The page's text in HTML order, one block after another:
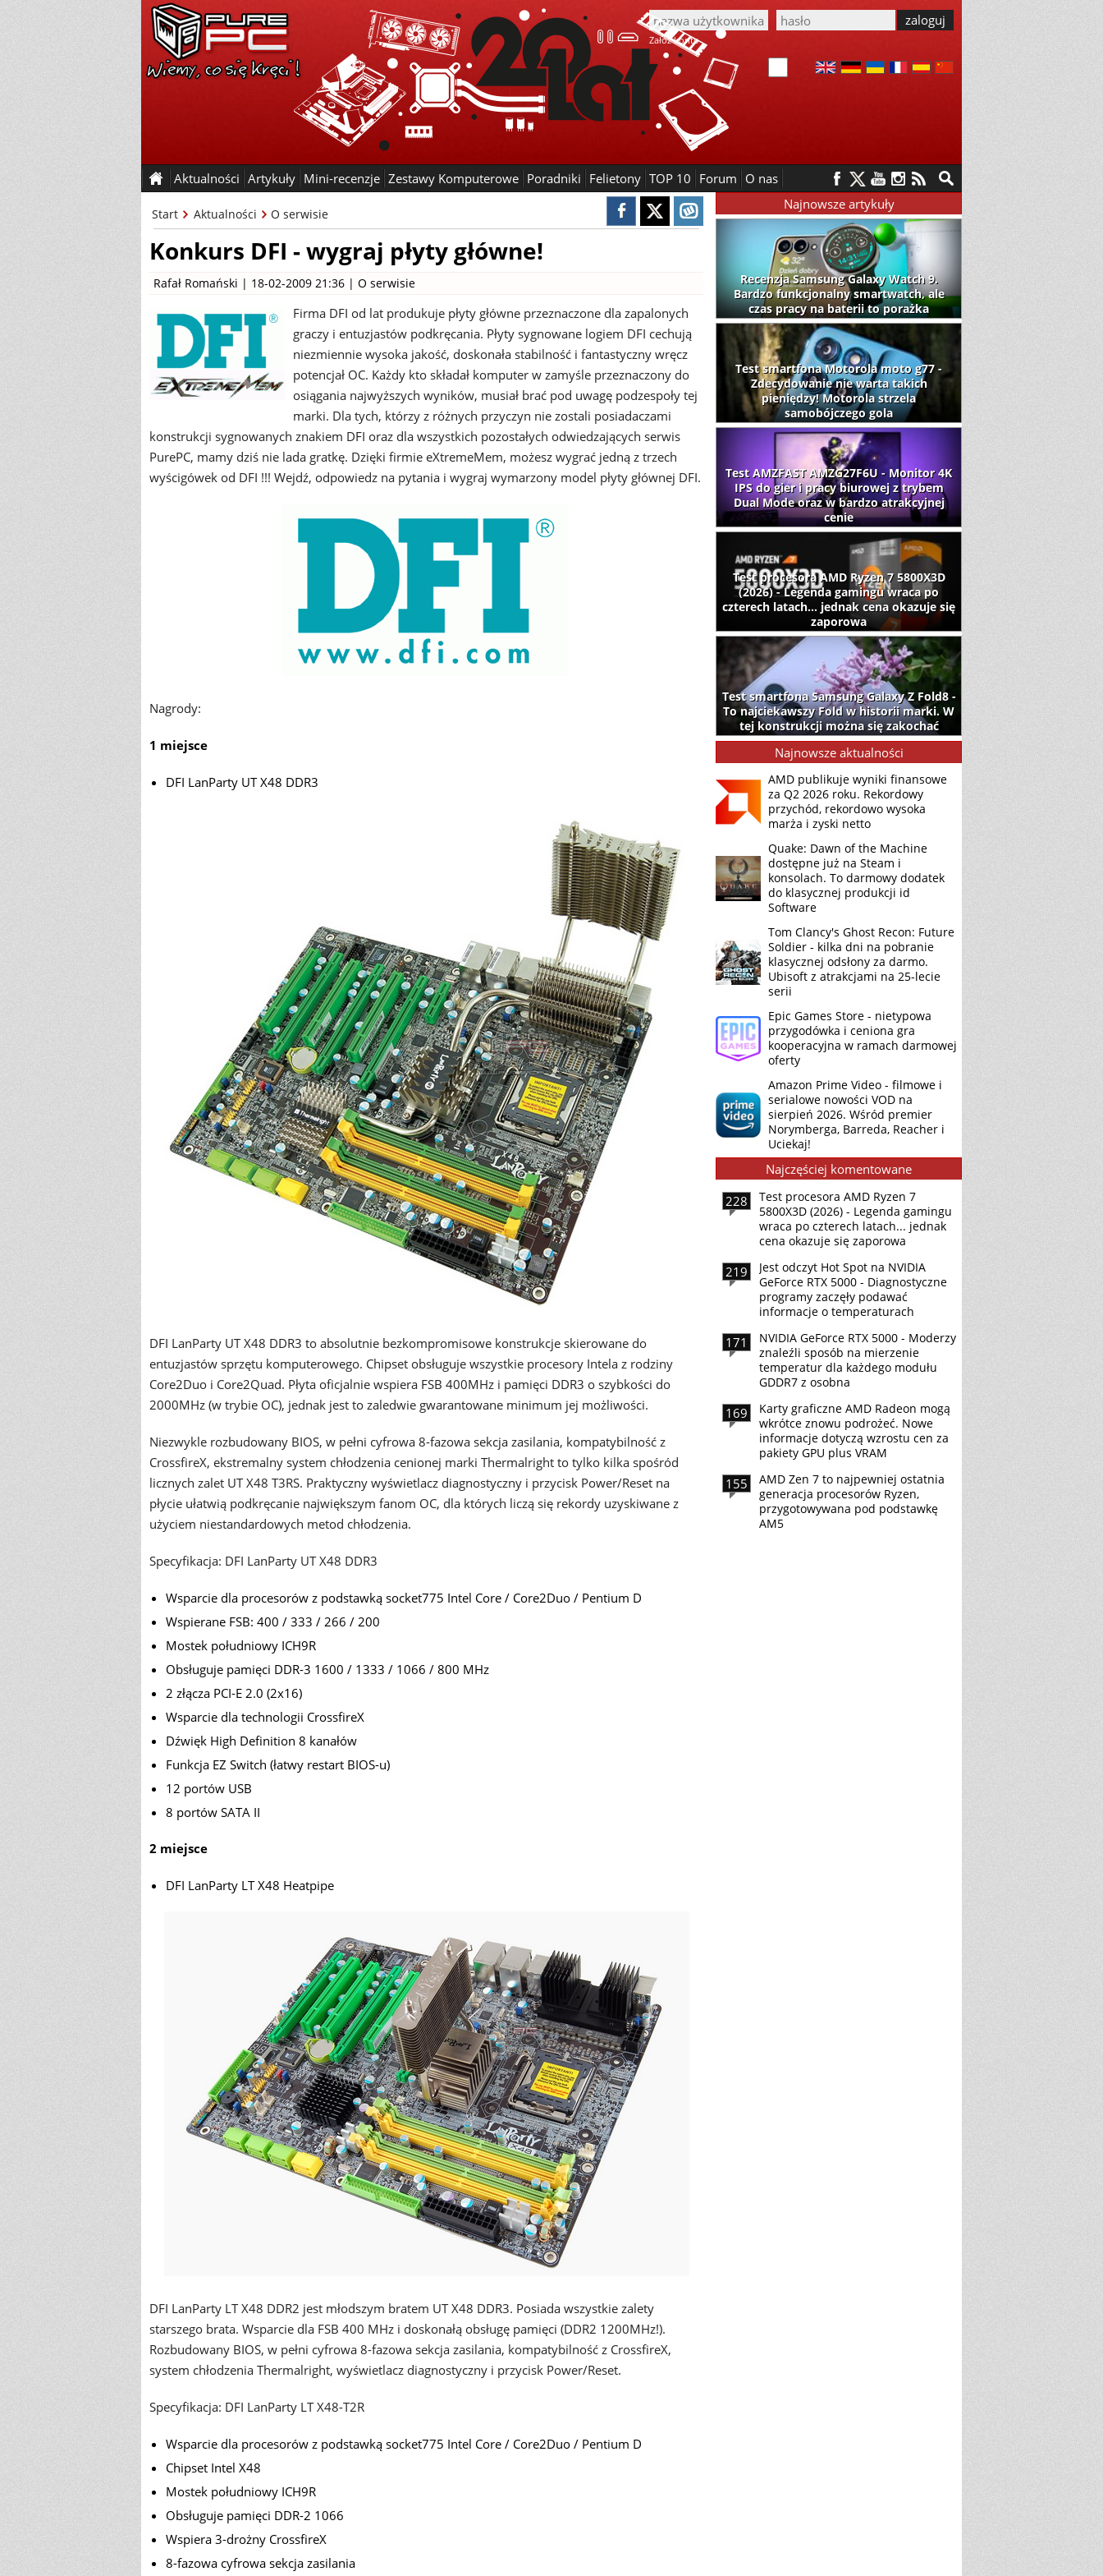
Załóż konto
Aktualności Artykuły Mini-recenzje Zestawy Komputerowe Poradniki Felietony TOP 10 Forum O nas
Start Aktualności O serwisie
Konkurs DFI - wygraj płyty główne!
Rafał Romański | 18-02-2009 21:36 | O serwisie
Firma DFI od lat produkuje płyty główne przeznaczone dla zapalonych
graczy i entuzjastów podkręcania. Płyty sygnowane logiem DFI cechują
niezmiennie wysoka jakość, doskonała stabilność i fantastyczny wręcz
potencjał OC. Każdy kto składał komputer w zamyśle przeznaczony do
osiągania najwyższych wyników, musiał brać pod uwagę podzespoły tej
marki. Dla tych, którzy z różnych przyczyn nie zostali posiadaczami
konstrukcji sygnowanych znakiem DFI oraz dla wszystkich pozostałych odwiedzających serwis
PurePC, mamy dziś nie lada gratkę. Dzięki firmie eXtremeMem, możesz wygrać jedną z trzech
wyścigówek od DFI !!! Wejdź, odpowiedz na pytania i wygraj wymarzony model płyty głównej DFI.
Nagrody:
1 miejsce
DFI LanParty UT X48 DDR3
DFI LanParty UT X48 DDR3 to absolutnie bezkompromisowe konstrukcje skierowane do
entuzjastów sprzętu komputerowego. Chipset obsługuje wszystkie procesory Intela z rodziny
Core2Duo i Core2Quad. Płyta oficjalnie wspiera FSB 400MHz i pamięci DDR3 o szybkości do
2000MHz (w trybie OC), jednak jest to zaledwie gwarantowane minimum jej możliwości.
Niezwykle rozbudowany BIOS, w pełni cyfrowa 8-fazowa sekcja zasilania, kompatybilność z
CrossfireX, ekstremalny system chłodzenia cenionej marki Thermalright to tylko kilka spośród
licznych zalet UT X48 T3RS. Praktyczny wyświetlacz diagnostyczny i przycisk Power/Reset na
płycie ułatwią podkręcanie największym fanom OC, dla których liczą się rekordy uzyskiwane z
użyciem niestandardowych metod chłodzenia.
Specyfikacja: DFI LanParty UT X48 DDR3
Wsparcie dla procesorów z podstawką socket775 Intel Core / Core2Duo / Pentium D
Wspierane FSB: 400 / 333 / 266 / 200
Mostek południowy ICH9R
Obsługuje pamięci DDR-3 1600 / 1333 / 1066 / 800 MHz
2 złącza PCI-E 2.0 (2x16)
Wsparcie dla technologii CrossfireX
Dźwięk High Definition 8 kanałów
Funkcja EZ Switch (łatwy restart BIOS-u)
12 portów USB
8 portów SATA II
2 miejsce
DFI LanParty LT X48 Heatpipe
DFI LanParty LT X48 DDR2 jest młodszym bratem UT X48 DDR3. Posiada wszystkie zalety
starszego brata. Wsparcie dla FSB 400 MHz i doskonałą obsługę pamięci (DDR2 1200MHz!).
Rozbudowany BIOS, w pełni cyfrowa 8-fazowa sekcja zasilania, kompatybilność z CrossfireX,
system chłodzenia Thermalright, wyświetlacz diagnostyczny i przycisk Power/Reset.
Specyfikacja: DFI LanParty LT X48-T2R
Wsparcie dla procesorów z podstawką socket775 Intel Core / Core2Duo / Pentium D
Chipset Intel X48
Mostek południowy ICH9R
Obsługuje pamięci DDR-2 1066
Wspiera 3-drożny CrossfireX
8-fazowa cyfrowa sekcja zasilania
Najnowsze artykuły
Recenzja Samsung Galaxy Watch 9.
Bardzo funkcjonalny smartwatch, ale
czas pracy na baterii to porażka
Test smartfona Motorola moto g77 -
Zdecydowanie nie warta takich
pieniędzy! Motorola strzela
samobójczego gola
Test AMZFAST AMZG27F6U - Monitor 4K
IPS do gier i pracy biurowej z trybem
Dual Mode oraz w bardzo atrakcyjnej
cenie
Test procesora AMD Ryzen 7 5800X3D
(2026) - Legenda gamingu wraca po
czterech latach... jednak cena okazuje się
zaporowa
Test smartfona Samsung Galaxy Z Fold8 -
To najciekawszy Fold w historii marki. W
tej konstrukcji można się zakochać
Najnowsze aktualności
AMD publikuje wyniki finansowe
za Q2 2026 roku. Rekordowy
przychód, rekordowo wysoka
marża i zyski netto
Quake: Dawn of the Machine
dostępne już na Steam i
konsolach. To darmowy dodatek
do klasycznej produkcji id
Software
Tom Clancy's Ghost Recon: Future
Soldier - kilka dni na pobranie
klasycznej odsłony za darmo.
Ubisoft z atrakcjami na 25-lecie
serii
Epic Games Store - nietypowa
przygodówka i ceniona gra
kooperacyjna w ramach darmowej
oferty
Amazon Prime Video - filmowe i
serialowe nowości VOD na
sierpień 2026. Wśród premier
Norymberga, Barreda, Reacher i
Uciekaj!
Najczęściej komentowane
228
Test procesora AMD Ryzen 7
5800X3D (2026) - Legenda gamingu
wraca po czterech latach... jednak
cena okazuje się zaporowa
219
Jest odczyt Hot Spot na NVIDIA
GeForce RTX 5000 - Diagnostyczne
programy zaczęły podawać
informacje o temperaturach
171
NVIDIA GeForce RTX 5000 - Moderzy
znaleźli sposób na mierzenie
temperatur dla każdego modułu
GDDR7 z osobna
169
Karty graficzne AMD Radeon mogą
wkrótce znowu podrożeć. Nowe
informacje dotyczą wzrostu cen za
pakiety GPU plus VRAM
155
AMD Zen 7 to najpewniej ostatnia
generacja procesorów Ryzen,
przygotowywana pod podstawkę
AM5